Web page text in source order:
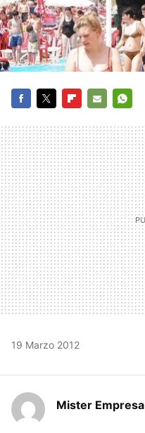
MAIL
19 Marzo 2012
Mister Empresa